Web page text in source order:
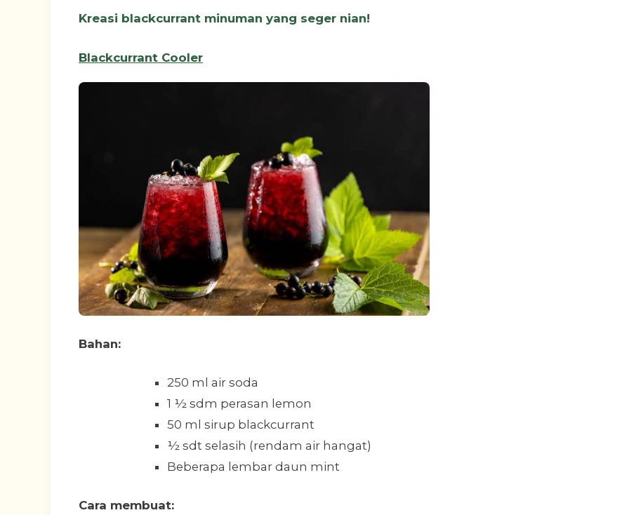
Kreasi blackcurrant minuman yang seger nian!
Blackcurrant Cooler
Bahan:
250 ml air soda
1 ½ sdm perasan lemon
50 ml sirup blackcurrant
½ sdt selasih (rendam air hangat)
Beberapa lembar daun mint
Cara membuat: